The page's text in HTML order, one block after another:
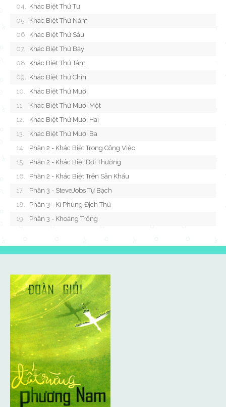
Khác Biệt Thứ Tư
Khác Biệt Thứ Năm
Khác Biệt Thứ Sáu
Khác Biệt Thứ Bảy
Khác Biệt Thứ Tám
Khác Biệt Thứ Chín
Khác Biệt Thứ Mười
Khác Biệt Thứ Mười Một
Khác Biệt Thứ Mười Hai
Khác Biệt Thứ Mười Ba
Phần 2 - Khác Biệt Trong Công Việc
Phần 2 - Khác Biệt Đời Thường
Phần 2 - Khác Biệt Trên Sân Khấu
Phần 3 - SteveJobs Tự Bạch
Phần 3 - Kì Phùng Địch Thủ
Phần 3 - Khoảng Trống